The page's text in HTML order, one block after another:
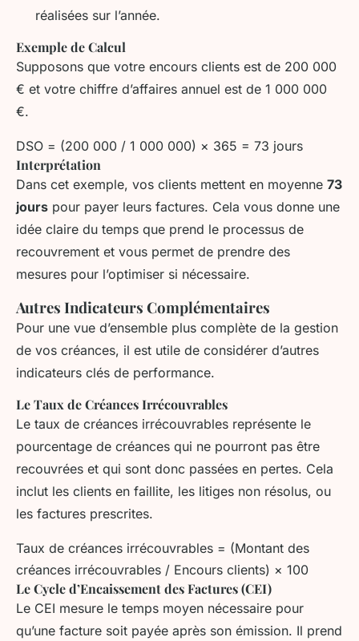
réalisées sur l’année.
Exemple de Calcul
Supposons que votre encours clients est de 200 000
€ et votre chiffre d’affaires annuel est de 1 000 000
€.
DSO = (200 000 / 1 000 000) × 365 = 73 jours
Interprétation
Dans cet exemple, vos clients mettent en moyenne 73
jours pour payer leurs factures. Cela vous donne une
idée claire du temps que prend le processus de
recouvrement et vous permet de prendre des
mesures pour l’optimiser si nécessaire.
Autres Indicateurs Complémentaires
Pour une vue d’ensemble plus complète de la gestion
de vos créances, il est utile de considérer d’autres
indicateurs clés de performance.
Le Taux de Créances Irrécouvrables
Le taux de créances irrécouvrables représente le
pourcentage de créances qui ne pourront pas être
recouvrées et qui sont donc passées en pertes. Cela
inclut les clients en faillite, les litiges non résolus, ou
les factures prescrites.
Taux de créances irrécouvrables = (Montant des
créances irrécouvrables / Encours clients) × 100
Le Cycle d’Encaissement des Factures (CEI)
Le CEI mesure le temps moyen nécessaire pour
qu’une facture soit payée après son émission. Il prend